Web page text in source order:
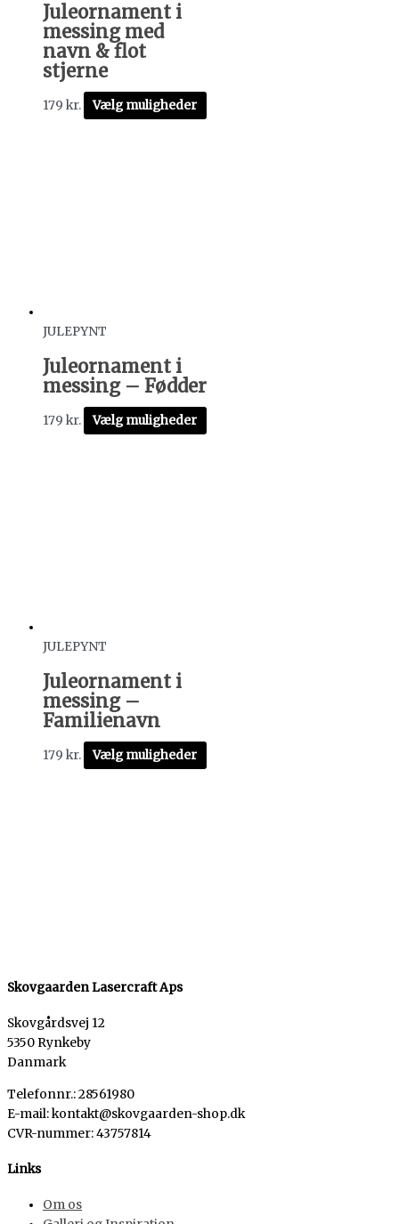
Juleornament i
messing med
navn & flot
stjerne
179 kr. Vælg muligheder
JULEPYNT
Juleornament i
messing – Fødder
179 kr. Vælg muligheder
JULEPYNT
Juleornament i
messing –
Familienavn
179 kr. Vælg muligheder
Skovgaarden Lasercraft Aps
Skovgårdsvej 12
5350 Rynkeby
Danmark
Telefonnr.: 28561980
E-mail: kontakt@skovgaarden-shop.dk
CVR-nummer:43757814
Links
Om os